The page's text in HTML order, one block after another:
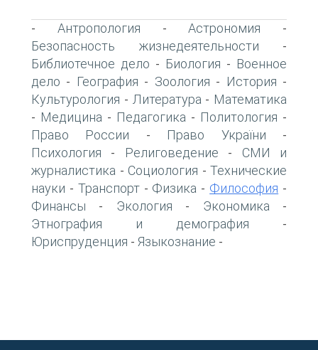
- Антропология -Астрономия -
Безопасность жизнедеятельности -
Библиотечное дело - Биология - Военное
дело - География - Зоология - История -
Культурология - Литература - Математика
- Медицина - Педагогика - Политология -
Право России - Право України -
Психология - Религоведение - СМИ и
журналистика - Социология - Технические
науки - Транспорт- Физика - Философия -
Финансы - Экология - Экономика -
Этнография и демография -
Юриспруденция - Языкознание -